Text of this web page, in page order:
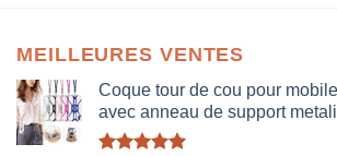
MEILLEURES VENTES
Coque tour de cou pour
avec anneau de support